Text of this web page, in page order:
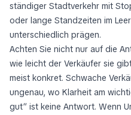
ständiger Stadtverkehr mit
oder lange Standzeiten im
unterschiedlich prägen.
Achten Sie nicht nur auf die
wie leicht der Verkäufer sie
meist konkret. Schwache
ungenau, wo Klarheit am
gut“ ist keine Antwort. Wenn